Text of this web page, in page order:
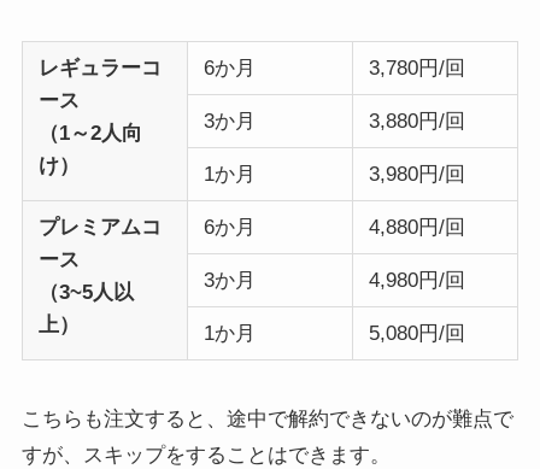
レギュラーコ
ース
（1～2人向
け）
6か月 3,780円/回
3か月 3,880円/回
1か月 3,980円/回
プレミアムコ
ース
（3~5人以
上）
6か月 4,880円/回
3か月 4,980円/回
1か月 5,080円/回
こちらも注文すると、途中で解約できないのが難点で
すが、スキップをすることはできます。